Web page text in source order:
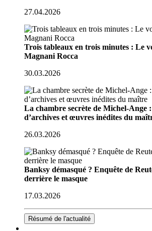
27.04.2026
Trois tableaux en trois minutes : Le
Magnani Rocca
30.03.2026
La chambre secrète de Michel-Ange
d’archives et œuvres inédites du
26.03.2026
Banksy démasqué ? Enquête de
derrière le masque
17.03.2026
Résumé de l'actualité